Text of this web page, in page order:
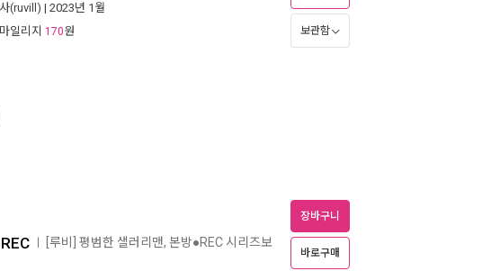
(ruvill) | 2023년 1월
일리지 170원
보관함
[루비] 평범한 샐러리맨, 본방●REC 시리즈보
장바구니
바로구매